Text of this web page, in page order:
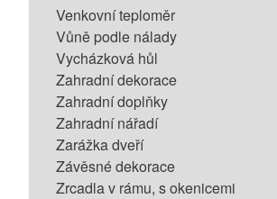
Venkovní teploměr
Vůně podle nálady
Vycházková hůl
Zahradní dekorace
Zahradní doplňky
Zahradní nářadí
Zarážka dveří
Závěsné dekorace
Zrcadla v rámu, s okenicemi